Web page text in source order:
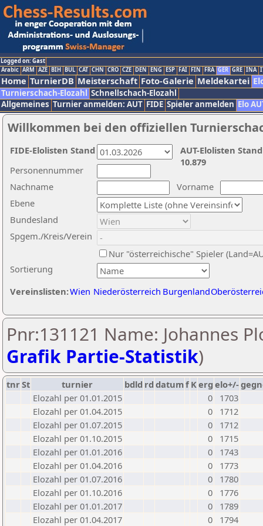
Logged on: Gast
Arabic ARM AZE BIH BUL CAT CHN CRO CZE DEN ENG ESP FAI FIN FRA GER GRE INA
Home TurnierDB Meisterschaft Foto-Galerie Meldekartei
Turnierschach-Elozahl Schnellschach-Elozahl
Allgemeines Turnier anmelden: AUT FIDE Spieler anmelden Elo
Willkommen bei den offiziellen
Nachname
Vorname
Ebene
Sortierung
Personennummer
Bundesland
Spgem./Kreis/Verein
Nur "österreichische" Spieler
Vereinslisten:Wien Niederösterreich Burgenland
AUT-Elolisten
10.879
FIDE-Elolisten Stand
Pnr:131121 Name: Johannes
Grafik Partie-Statistik)
tnrSt turnier bdld rd datumf Kerg elo+/-
Elozahl per 01.01.2015
0
1703
Elozahl per 01.04.2015
0
1712
Elozahl per 01.07.2015
0
1712
Elozahl per 01.10.2015
0
1715
Elozahl per 01.01.2016
0
1743
Elozahl per 01.04.2016
0
1773
Elozahl per 01.07.2016
0
1780
Elozahl per 01.10.2016
0
1776
Elozahl per 01.01.2017
0
1789
Elozahl per 01.04.2017
0
1794